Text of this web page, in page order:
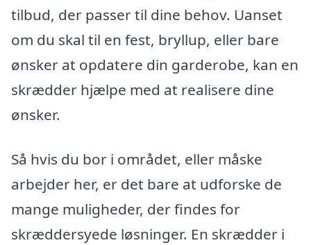
tilbud, der passer til dine behov. Uanset
om du skal til en fest, bryllup, eller bare
ønsker at opdatere din garderobe, kan en
skrædder hjælpe med at realisere dine
ønsker.
Så hvis du bor i området, eller måske
arbejder her, er det bare at udforske de
mange muligheder, der findes for
skræddersyede løsninger. En skrædder i